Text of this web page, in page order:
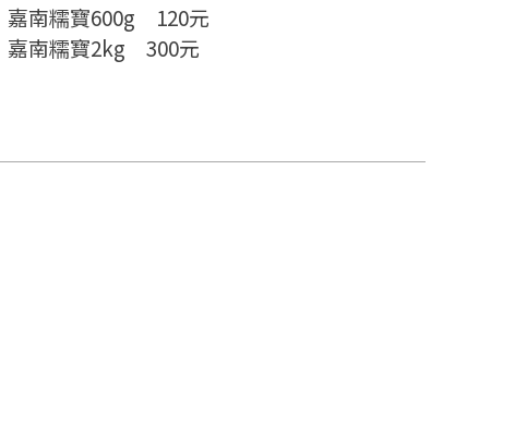
嘉南糯寶600g 120元
嘉南糯寶2kg 300元